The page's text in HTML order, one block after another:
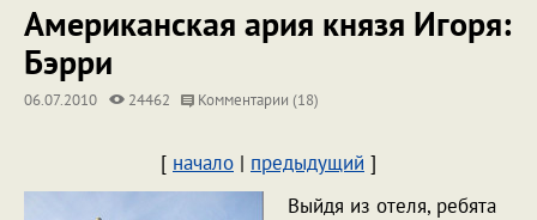
Американская ария князя Игоря:
Бэрри
06.07.2010 24462 Комментарии (18)
[ начало | предыдущий ]
Выйдя из отеля, ребята